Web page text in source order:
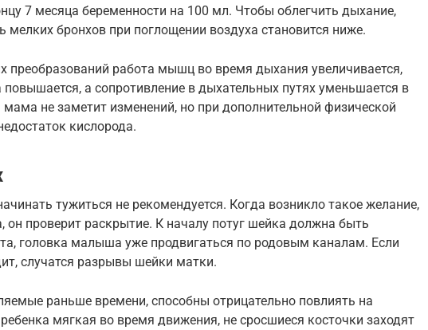
7 месяца беременности на 100 мл. Чтобы облегчить дыхание,
мелких бронхов при поглощении воздуха становится ниже.
преобразований работа мышц во время дыхания увеличивается,
повышается, а сопротивление в дыхательных путях уменьшается в
не заметит изменений, но при дополнительной физической
кислорода.
тужиться не рекомендуется. Когда возникло такое желание,
он проверит раскрытие. К началу потуг шейка должна быть
головка малыша уже продвигаться по родовым каналам. Если
случатся разрывы шейки матки.
раньше времени, способны отрицательно повлиять на
мягкая во время движения, не сросшиеся косточки заходят